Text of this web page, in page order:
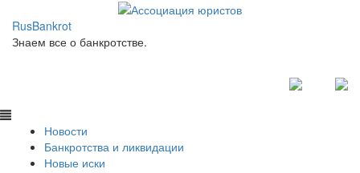
RusBankrot
Знаем все о банкротстве.
Новости
Банкротства и ликвидации
Новые иски